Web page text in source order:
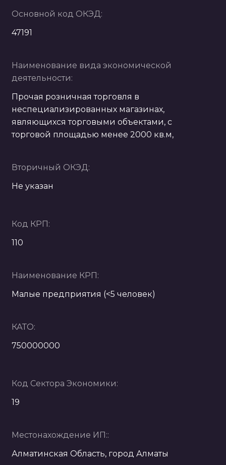
Основной код ОКЭД:
47191
Наименование вида экономической
деятельности:
Прочая розничная торговля в
неспециализированных магазинах,
являющихся торговыми объектами, с
торговой площадью менее 2000 кв.м,
Вторичный ОКЭД:
Не указан
Код КРП:
110
Наименование КРП:
Малые предприятия (<5 человек)
КАТО:
750000000
Код Сектора Экономики:
19
Местонахождение ИП::
Алматинская Область, город Алматы